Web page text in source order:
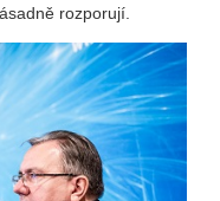
rozporují.